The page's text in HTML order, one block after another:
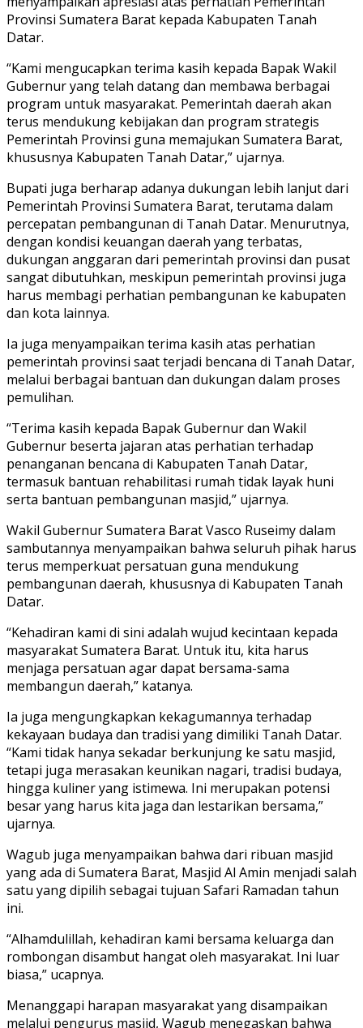
Provinsi Sumatera Barat kepada Kabupaten Tanah
Datar.
“Kami mengucapkan terima kasih kepada Bapak Wakil
Gubernur yang telah datang dan membawa berbagai
program untuk masyarakat. Pemerintah daerah akan
terus mendukung kebijakan dan program strategis
Pemerintah Provinsi guna memajukan Sumatera Barat,
khususnya Kabupaten Tanah Datar,” ujarnya.
Bupati juga berharap adanya dukungan lebih lanjut dari
Pemerintah Provinsi Sumatera Barat, terutama dalam
percepatan pembangunan di Tanah Datar. Menurutnya,
dengan kondisi keuangan daerah yang terbatas,
dukungan anggaran dari pemerintah provinsi dan pusat
sangat dibutuhkan, meskipun pemerintah provinsi juga
harus membagi perhatian pembangunan ke kabupaten
dan kota lainnya.
Ia juga menyampaikan terima kasih atas perhatian
pemerintah provinsi saat terjadi bencana di Tanah Datar,
melalui berbagai bantuan dan dukungan dalam proses
pemulihan.
“Terima kasih kepada Bapak Gubernur dan Wakil
Gubernur beserta jajaran atas perhatian terhadap
penanganan bencana di Kabupaten Tanah Datar,
termasuk bantuan rehabilitasi rumah tidak layak huni
serta bantuan pembangunan masjid,” ujarnya.
Wakil Gubernur Sumatera Barat Vasco Ruseimy dalam
sambutannya menyampaikan bahwa seluruh pihak harus
terus memperkuat persatuan guna mendukung
pembangunan daerah, khususnya di Kabupaten Tanah
Datar.
“Kehadiran kami di sini adalah wujud kecintaan kepada
masyarakat Sumatera Barat. Untuk itu, kita harus
menjaga persatuan agar dapat bersama-sama
membangun daerah,” katanya.
Ia juga mengungkapkan kekagumannya terhadap
kekayaan budaya dan tradisi yang dimiliki Tanah Datar.
“Kami tidak hanya sekadar berkunjung ke satu masjid,
tetapi juga merasakan keunikan nagari, tradisi budaya,
hingga kuliner yang istimewa. Ini merupakan potensi
besar yang harus kita jaga dan lestarikan bersama,”
ujarnya.
Wagub juga menyampaikan bahwa dari ribuan masjid
yang ada di Sumatera Barat, Masjid Al Amin menjadi salah
satu yang dipilih sebagai tujuan Safari Ramadan tahun
ini.
“Alhamdulillah, kehadiran kami bersama keluarga dan
rombongan disambut hangat oleh masyarakat. Ini luar
biasa,” ucapnya.
Menanggapi harapan masyarakat yang disampaikan
melalui pengurus masjid, Wagub menegaskan bahwa